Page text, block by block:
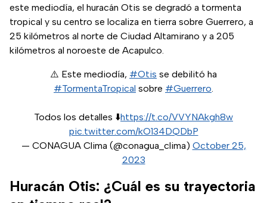
este mediodía, el huracán Otis se degradó a tormenta
tropical y su centro se localiza en tierra sobre Guerrero, a
25 kilómetros al norte de Ciudad Altamirano y a 205
kilómetros al noroeste de Acapulco.
⚠️ Este mediodía, #Otis se debilitó ha
#TormentaTropical sobre #Guerrero.
Todos los detalles ⬇️https://t.co/VVYNAkgh8w
pic.twitter.com/kO134DQDbP
— CONAGUA Clima (@conagua_clima) October 25,
2023
Huracán Otis: ¿Cuál es su trayectoria